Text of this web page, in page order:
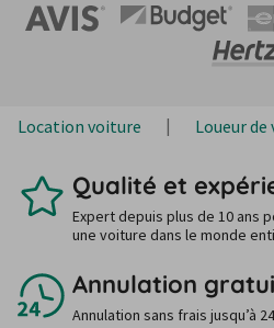
Location voiture Loueur
Qualité et
Expert depuis plus de 10 ans
une voiture dans le monde
Annulation
Annulation sans frais jusqu’à